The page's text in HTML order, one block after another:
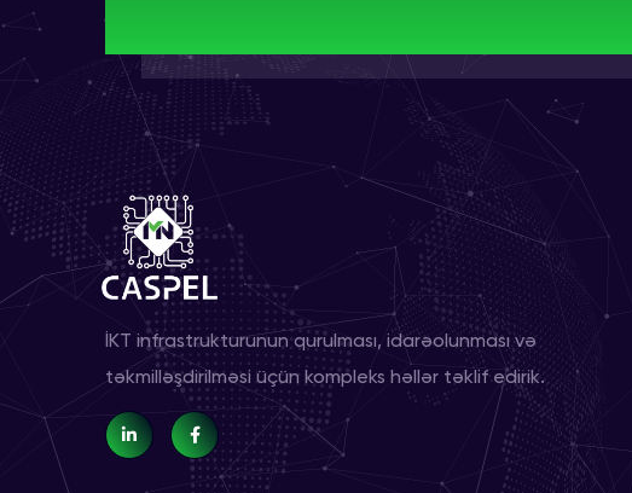
İKT infrastrukturunun qurulması, idarəolunması və
təkmilləşdirilməsi üçün kompleks həllər təklif edirik.